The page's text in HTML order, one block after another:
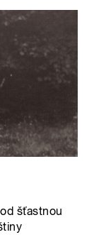
šťastnou